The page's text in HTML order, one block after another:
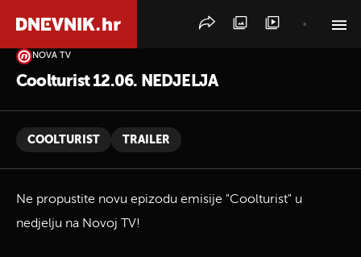
NOVA TV
Coolturist 12.06. NEDJELJA
COOLTURIST TRAILER
Ne propustite novu epizodu emisije "Coolturist" u
nedjelju na Novoj TV!
PRETRAŽITE VIJESTI